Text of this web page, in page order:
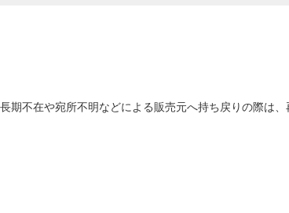
不在や宛所不明などによる販売元へ持ち戻りの際は